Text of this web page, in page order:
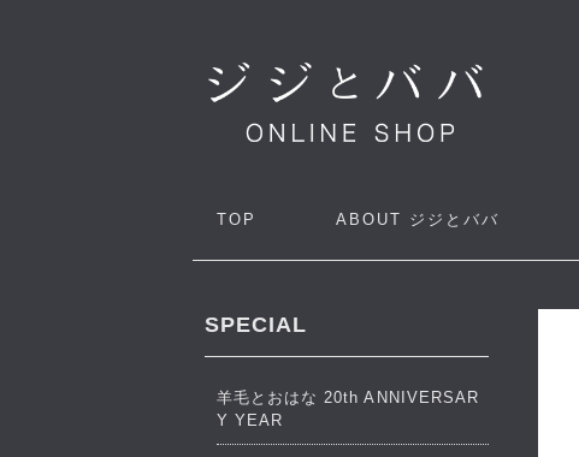
TOP ABOUT ジジとババ
SPECIAL
羊毛とおはな 20th ANNIVERSAR
Y YEAR